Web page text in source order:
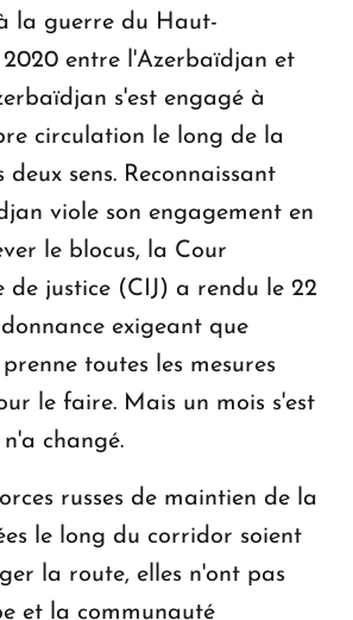
la guerre du Haut-
entre l'Azerbaïdjan et
s'est engagé à
circulation le long de la
deux sens. Reconnaissant
viole son engagement en
le blocus, la Cour
de justice (CIJ) a rendu le 22
exigeant que
toutes les mesures
le faire. Mais un mois s'est
changé.
russes de maintien de la
le long du corridor soient
la route, elles n'ont pas
et la communauté